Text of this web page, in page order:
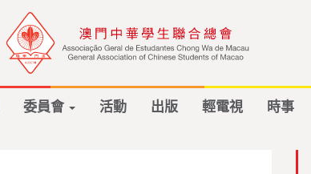
委員會 活動 出版 輕電視 時事